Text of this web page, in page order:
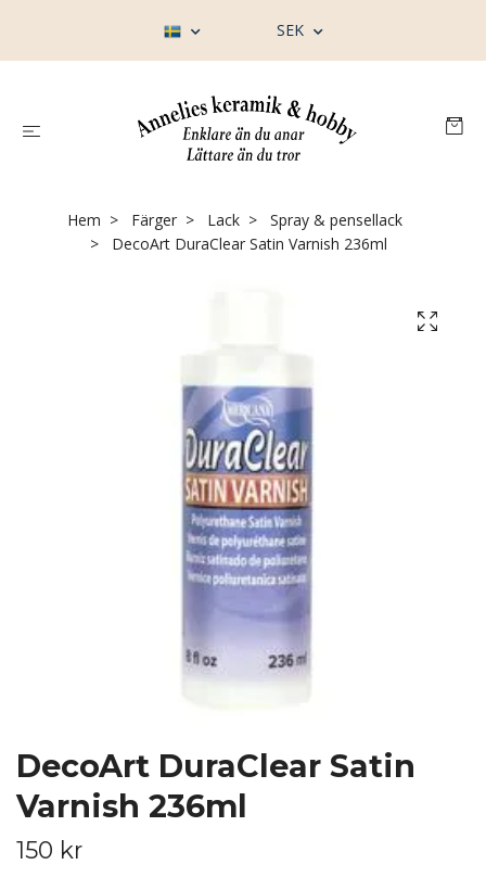
SEK
Hem Färger Lack
Spray & pensellack
DecoArt DuraClear Satin Varnish 236ml
DecoArt DuraClear Satin
Varnish 236ml
150 kr